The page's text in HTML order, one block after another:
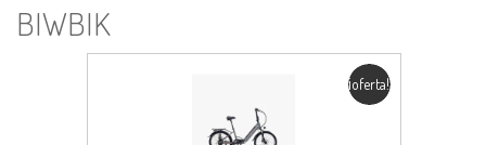
BIWBIK
¡oferta!